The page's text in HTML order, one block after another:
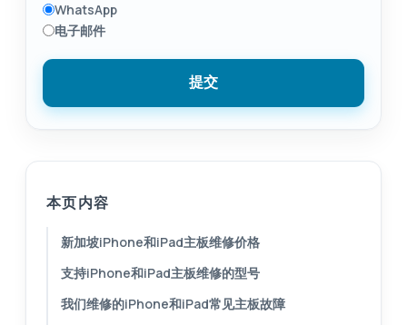
WhatsApp
电子邮件
提交
本页内容
新加坡iPhone和iPad主板维修价格
支持iPhone和iPad主板维修的型号
我们维修的iPhone和iPad常见主板故障